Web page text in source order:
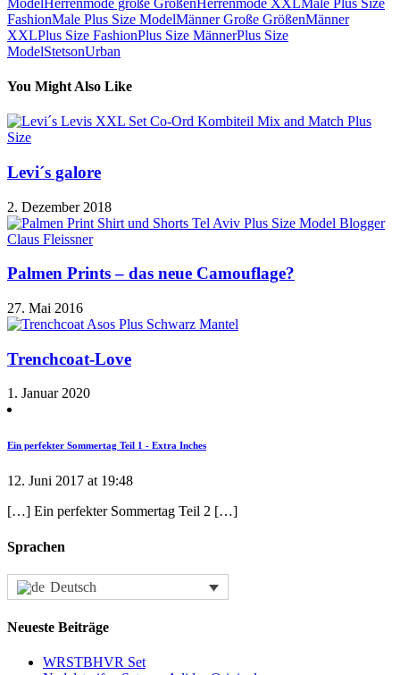
FashionMale Plus Size ModelMänner Große GrößenMänner
XXLPlus Size FashionPlus Size MännerPlus Size
ModelStetsonUrban
You Might Also Like
Levi´s galore
2. Dezember 2018
Palmen Prints – das neue Camouflage?
27. Mai 2016
Trenchcoat-Love
1. Januar 2020
Ein perfekter Sommertag Teil 1 - Extra Inches
12. Juni 2017 at 19:48
[…] Ein perfekter Sommertag Teil 2 […]
Sprachen
Deutsch
Neueste Beiträge
WRSTBHVR Set